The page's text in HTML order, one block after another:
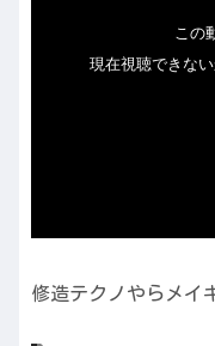
修造テクノやらメイ